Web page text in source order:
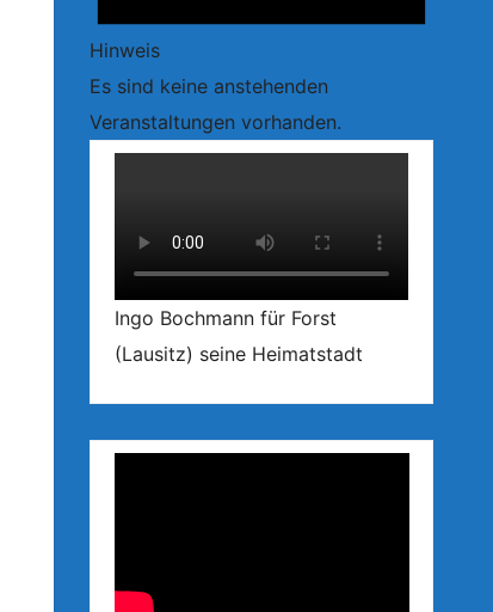
Hinweis
Es sind keine anstehenden
Veranstaltungen vorhanden.
Ingo Bochmann für Forst
(Lausitz) seine Heimatstadt